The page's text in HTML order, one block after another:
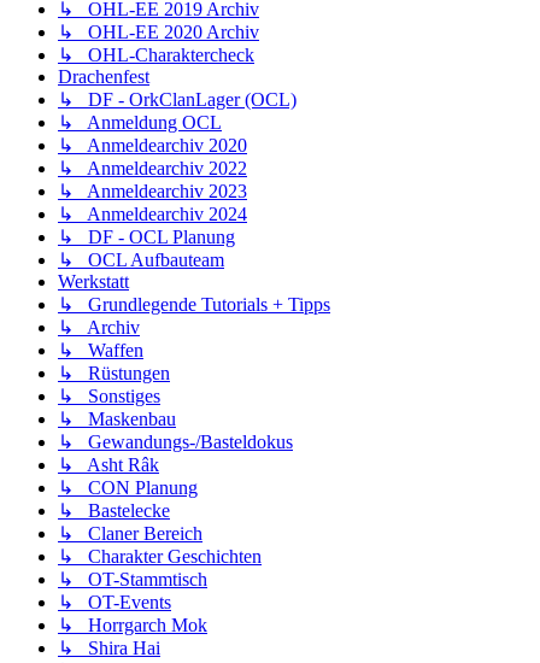
↳ OHL-EE 2019 Archiv
↳ OHL-EE 2020 Archiv
↳ OHL-Charaktercheck
Drachenfest
↳ DF - OrkClanLager (OCL)
↳ Anmeldung OCL
↳ Anmeldearchiv 2020
↳ Anmeldearchiv 2022
↳ Anmeldearchiv 2023
↳ Anmeldearchiv 2024
↳ DF - OCL Planung
↳ OCL Aufbauteam
Werkstatt
↳ Grundlegende Tutorials + Tipps
↳ Archiv
↳ Waffen
↳ Rüstungen
↳ Sonstiges
↳ Maskenbau
↳ Gewandungs-/Basteldokus
↳ Asht Râk
↳ CON Planung
↳ Bastelecke
↳ Claner Bereich
↳ Charakter Geschichten
↳ OT-Stammtisch
↳ OT-Events
↳ Horrgarch Mok
↳ Shira Hai